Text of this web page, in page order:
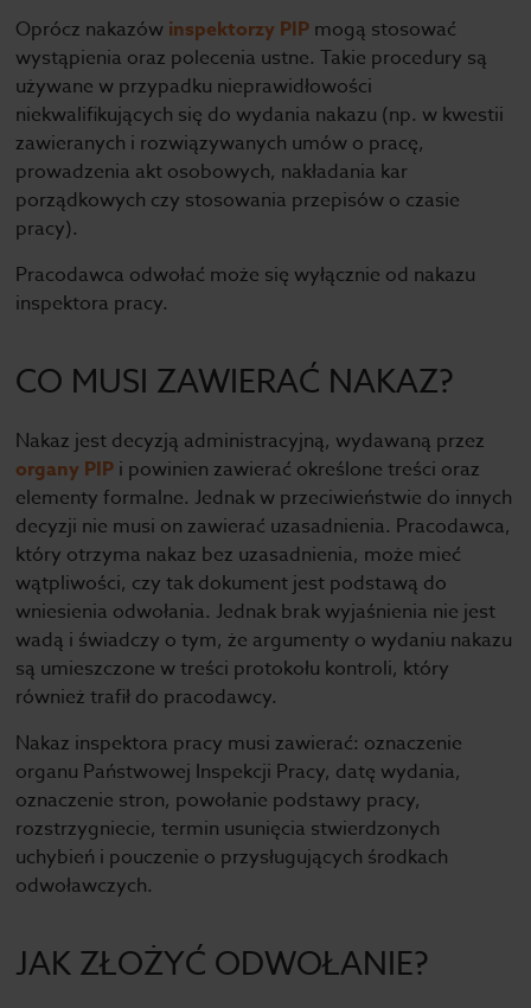
Oprócz nakazów inspektorzy PIP mogą stosować
wystąpienia oraz polecenia ustne. Takie procedury są
używane w przypadku nieprawidłowości
niekwalifikujących się do wydania nakazu (np. w kwestii
zawieranych i rozwiązywanych umów o pracę,
prowadzenia akt osobowych, nakładania kar
porządkowych czy stosowania przepisów o czasie
pracy).
Pracodawca odwołać może się wyłącznie od nakazu
inspektora pracy.
CO MUSI ZAWIERAĆ NAKAZ?
Nakaz jest decyzją administracyjną, wydawaną przez
organy PIP i powinien zawierać określone treści oraz
elementy formalne. Jednak w przeciwieństwie do innych
decyzji nie musi on zawierać uzasadnienia. Pracodawca,
który otrzyma nakaz bez uzasadnienia, może mieć
wątpliwości, czy tak dokument jest podstawą do
wniesienia odwołania. Jednak brak wyjaśnienia nie jest
wadą i świadczy o tym, że argumenty o wydaniu nakazu
są umieszczone w treści protokołu kontroli, który
również trafił do pracodawcy.
Nakaz inspektora pracy musi zawierać: oznaczenie
organu Państwowej Inspekcji Pracy, datę wydania,
oznaczenie stron, powołanie podstawy pracy,
rozstrzygniecie, termin usunięcia stwierdzonych
uchybień i pouczenie o przysługujących środkach
odwoławczych.
JAK ZŁOŻYĆ ODWOŁANIE?